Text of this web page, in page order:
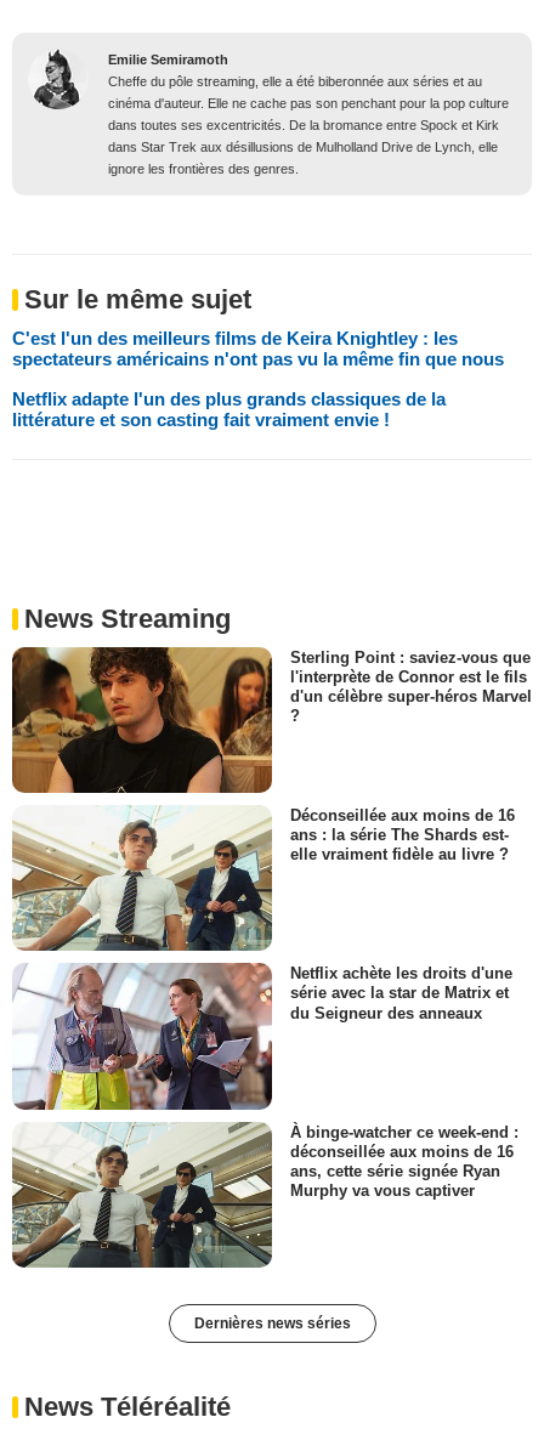
Emilie Semiramoth
Cheffe du pôle streaming, elle a été biberonnée aux séries et au
cinéma d'auteur. Elle ne cache pas son penchant pour la pop culture
dans toutes ses excentricités. De la bromance entre Spock et Kirk
dans Star Trek aux désillusions de Mulholland Drive de Lynch, elle
ignore les frontières des genres.
Sur le même sujet
C'est l'un des meilleurs films de Keira Knightley : les
spectateurs américains n'ont pas vu la même fin que nous
Netflix adapte l'un des plus grands classiques de la
littérature et son casting fait vraiment envie !
News Streaming
Sterling Point : saviez-vous que
l'interprète de Connor est le fils
d'un célèbre super-héros Marvel
?
Déconseillée aux moins de 16
ans : la série The Shards est-
elle vraiment fidèle au livre ?
Netflix achète les droits d'une
série avec la star de Matrix et
du Seigneur des anneaux
À binge-watcher ce week-end :
déconseillée aux moins de 16
ans, cette série signée Ryan
Murphy va vous captiver
Dernières news séries
News Téléréalité